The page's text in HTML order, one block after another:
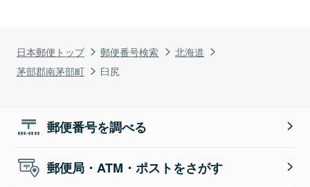
日本郵便トップ 郵便番号検索
北海道
茅部郡南茅部町
臼尻
郵便番号を調べる
郵便局・ATM・ポストをさがす